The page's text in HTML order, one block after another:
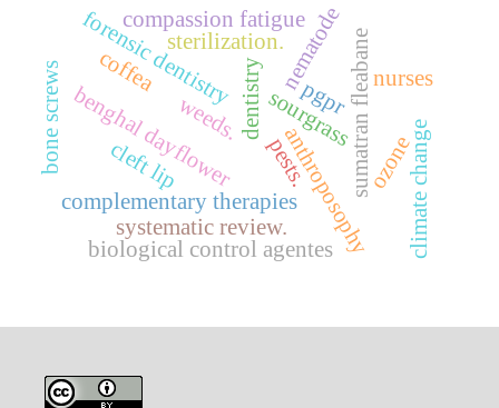
benghal dayflower sourgrasssumatran fleabane
weeds.
anthroposophy
complementary therapies
dentistry
forensic dentistry
systematic review.
bone screws cleft lip ozone
biological control agentes
coffea nematode
pests.
sterilization.
compassion fatigue
nurses
climate change
pgpr